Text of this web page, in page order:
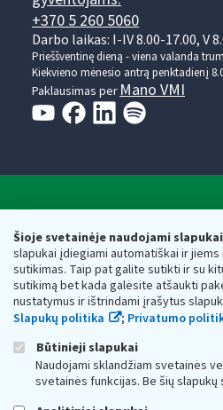
Šioje svetainėje naudojami slapukai
slapukai įdiegiami automatiškai ir jiems
sutikimas. Taip pat galite sutikti ir su
sutikimą bet kada galėsite atšaukti
nustatymus ir ištrindami įrašytus
Slapukų politika
; Privatumo
Būtinieji slapukai
Naudojami sklandžiam svetainės
svetainės funkcijas. Be šių
+370 5 260 5060
Darbo laikas: I-IV 8.00-17.00, V
Prieššventinę dieną - viena valanda
Kiekvieno mėnesio antrą penktadienį
Paklausimas per Mano VMI
Respublikos finansų
Biudžetinė įstaiga. Juridinio asmens
adresas: Vasario 16-osios g. 14, 01107
vmi@vmi.lt, E. pristatymo dėžutės
Duomenys apie Valstybinę mokesčių
Respublikos finansų ministerijos